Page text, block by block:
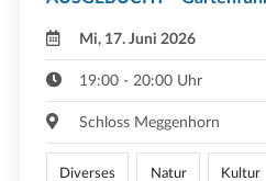
Mi, 17. Juni 2026
19:00 - 20:00 Uhr
Schloss Meggenhorn
Diverses Natur Kultur